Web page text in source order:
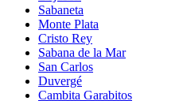
Sabaneta
Monte Plata
Cristo Rey
Sabana de la Mar
San Carlos
Duvergé
Cambita Garabitos